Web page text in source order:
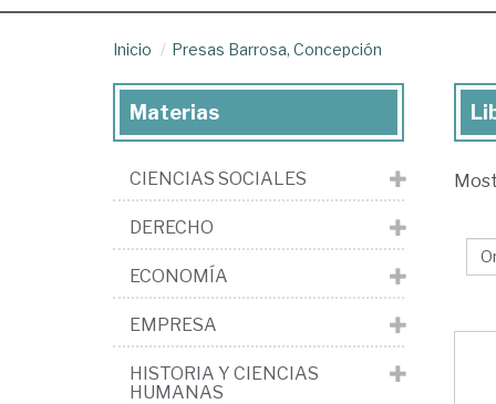
Inicio Presas Barrosa, Concepción
Materias
CIENCIAS SOCIALES
DERECHO
ECONOMÍA
EMPRESA
HISTORIA Y CIENCIAS
HUMANAS